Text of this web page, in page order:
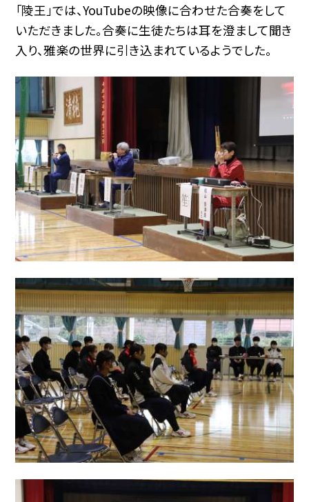
「陵王」では、YouTubeの映像に合わせた合奏をして
いただきました。合奏に生徒たちは耳を澄まして聞き
入り、雅楽の世界に引き込まれているようでした。